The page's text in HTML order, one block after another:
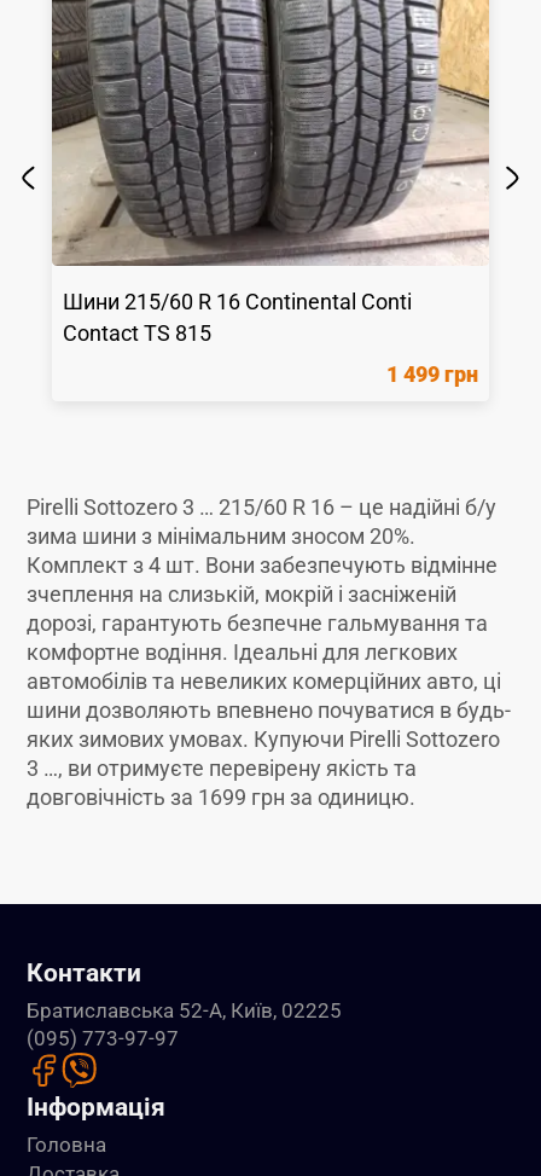
Шини215/60 R 16 Continental Conti
Contact TS 815
1 499 грн
Pirelli Sottozero 3 … 215/60 R 16 – це надійні б/у
зима шини з мінімальним зносом 20%.
Комплект з 4 шт. Вони забезпечують відмінне
зчеплення на слизькій, мокрій і засніженій
дорозі, гарантують безпечне гальмування та
комфортне водіння. Ідеальні для легкових
автомобілів та невеликих комерційних авто, ці
шини дозволяють впевнено почуватися в будь-
яких зимових умовах. Купуючи Pirelli Sottozero
3 …, ви отримуєте перевірену якість та
довговічність за 1699 грн за одиницю.
Контакти
Братиславська 52-А, Київ, 02225
(095) 773-97-97
Інформація
Головна